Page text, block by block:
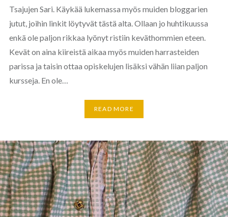
Tsajujen Sari. Käykää lukemassa myös muiden bloggarien
jutut, joihin linkit löytyvät tästä alta. Ollaan jo huhtikuussa
enkä ole paljon rikkaa lyönyt ristiin keväthommien eteen.
Kevät on aina kiireistä aikaa myös muiden harrasteiden
parissa ja taisin ottaa opiskelujen lisäksi vähän liian paljon
kursseja. En ole…
READ MORE